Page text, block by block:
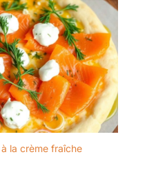
la crème fraîche